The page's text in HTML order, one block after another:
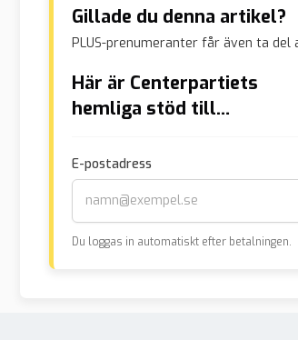
Gillade du denna artikel?
PLUS-prenumeranter får även ta del
Här är Centerpartiets
hemliga stöd till
politikern
E-postadress
Du loggas in automatiskt efter betalningen.